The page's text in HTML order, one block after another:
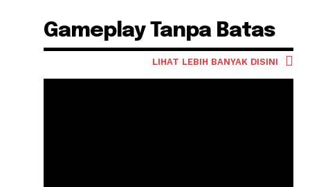
Gameplay Tanpa Batas
LIHAT LEBIH BANYAK DISINI